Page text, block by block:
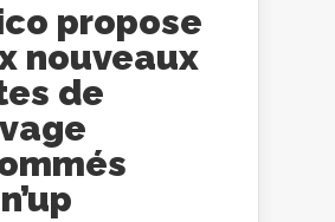
propose
nouveaux
de